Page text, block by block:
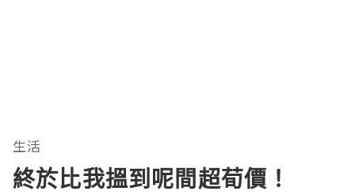
生活
終於比我搵到呢間超荀價！